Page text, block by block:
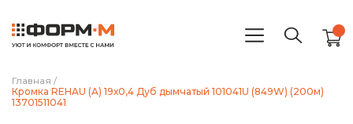
Главная /
Кромка REHAU (A) 19х0,4 Дуб дымчатый 101041U (849W) (200м)
13701511041